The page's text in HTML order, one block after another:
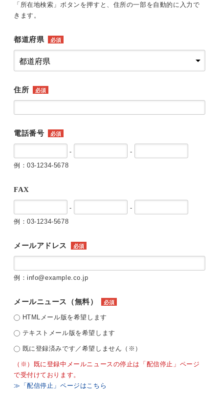
「所在地検索」ボタンを押すと、住所の一部を自動的に入力で
きます。
都道府県 必須
住所 必須
電話番号 必須
-
-
例：03-1234-5678
FAX
-
-
例：03-1234-5678
メールアドレス 必須
例：info@example.co.jp
メールニュース（無料） 必須
HTMLメール版を希望します
テキストメール版を希望します
既に登録済みです／希望しません（※）
（※）既に登録中メールニュースの停止は「配信停止」ページ
で受付けております。
≫「配信停止」ページはこちら